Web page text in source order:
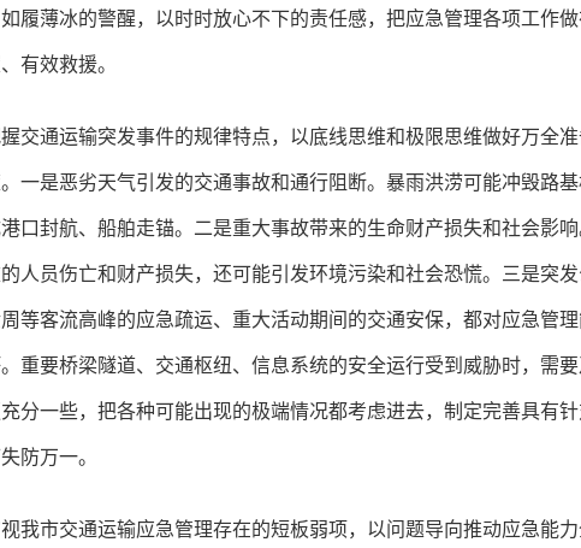
履薄冰的警醒，以时时放心不下的责任感，把应急管理各项工作
有效救援。
握交通运输突发事件的规律特点，以底线思维和极限思维做好万全
一是恶劣天气引发的交通事故和通行阻断。暴雨洪涝可能冲毁路
口封航、船舶走锚。二是重大事故带来的生命财产损失和社会影
人员伤亡和财产损失，还可能引发环境污染和社会恐慌。三是突
等客流高峰的应急疏运、重大活动期间的交通安保，都对应急管
重要桥梁隧道、交通枢纽、信息系统的安全运行受到威胁时，需
分一些，把各种可能出现的极端情况都考虑进去，制定完善具有
防万一。
视我市交通运输应急管理存在的短板弱项，以问题导向推动应急能